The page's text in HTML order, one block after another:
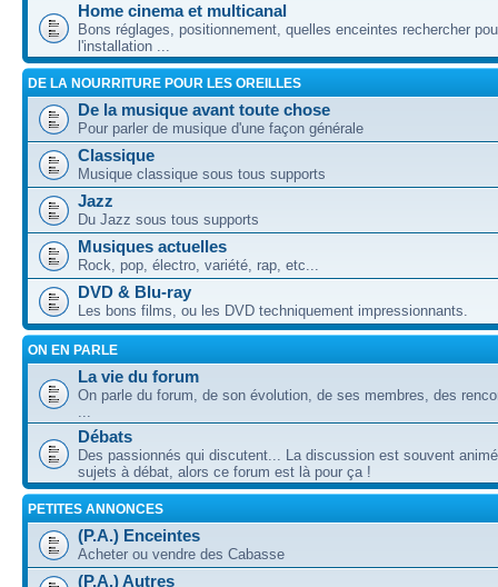
Home cinema et multicanal
Bons réglages, positionnement, quelles enceintes rechercher
l'installation ...
DE LA NOURRITURE POUR LES OREILLES
De la musique avant toute chose
Pour parler de musique d'une façon générale
Classique
Musique classique sous tous supports
Jazz
Du Jazz sous tous supports
Musiques actuelles
Rock, pop, électro, variété, rap, etc...
DVD & Blu-ray
Les bons films, ou les DVD techniquement impressionnants.
ON EN PARLE
La vie du forum
On parle du forum, de son évolution, de ses membres, des
...
Débats
Des passionnés qui discutent... La discussion est souvent
sujets à débat, alors ce forum est là pour ça !
PETITES ANNONCES
(P.A.) Enceintes
Acheter ou vendre des Cabasse
(P.A.) Autres